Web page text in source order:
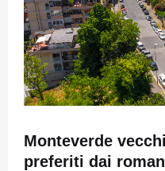
Monteverde
preferiti dai